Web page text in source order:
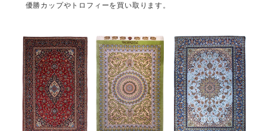
優勝カップやトロフィーを買い取ります。